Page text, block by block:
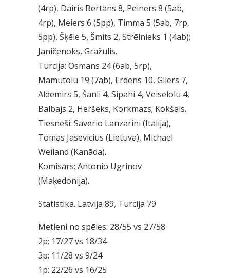
(4rp), Dairis Bertāns 8, Peiners 8 (5ab,
4rp), Meiers 6 (5pp), Timma 5 (5ab, 7rp,
5pp), Šķēle 5, Šmits 2, Strēlnieks 1 (4ab);
Janičenoks, Gražulis.
Turcija: Osmans 24 (6ab, 5rp),
Mamutolu 19 (7ab), Erdens 10, Gilers 7,
Aldemirs 5, Šanli 4, Sipahi 4, Veiselolu 4,
Balbajs 2, Heršeks, Korkmazs; Kokšals.
Tiesneši: Saverio Lanzarini (Itālija),
Tomas Jasevicius (Lietuva), Michael
Weiland (Kanāda).
Komisārs: Antonio Ugrinov
(Maķedonija).
Statistika. Latvija 89, Turcija 79
Metieni no spēles: 28/55 vs 27/58
2p: 17/27 vs 18/34
3p: 11/28 vs 9/24
1p: 22/26 vs 16/25